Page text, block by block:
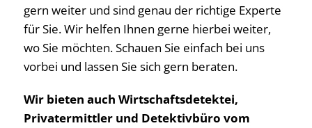
gern weiter und sind genau der richtige Experte
für Sie. Wir helfen Ihnen gerne hierbei weiter,
wo Sie möchten. Schauen Sie einfach bei uns
vorbei und lassen Sie sich gern beraten.
Wir bieten auch Wirtschaftsdetektei,
Privatermittler und Detektivbüro vom